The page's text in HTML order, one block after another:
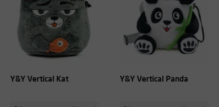
Y&Y Vertical Kat Y&Y Vertical Panda